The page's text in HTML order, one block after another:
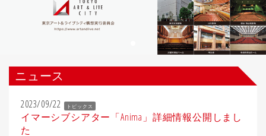
ニュース
2023/09/22 トピックス
イマーシブシアター「Anima」詳細情報公開しまし
た